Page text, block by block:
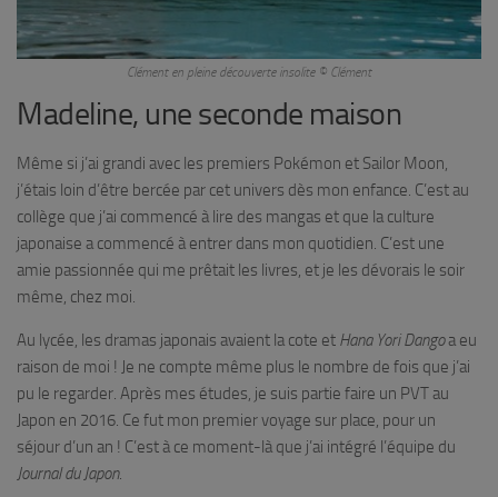
Clément en pleine découverte insolite © Clément
Madeline, une seconde maison
Même si j’ai grandi avec les premiers Pokémon et Sailor Moon,
j’étais loin d’être bercée par cet univers dès mon enfance. C’est au
collège que j’ai commencé à lire des mangas et que la culture
japonaise a commencé à entrer dans mon quotidien. C’est une
amie passionnée qui me prêtait les livres, et je les dévorais le soir
même, chez moi.
Au lycée, les dramas japonais avaient la cote et Hana Yori Dangoa eu
raison de moi ! Je ne compte même plus le nombre de fois que j’ai
pu le regarder. Après mes études, je suis partie faire un PVT au
Japon en 2016. Ce fut mon premier voyage sur place, pour un
séjour d’un an ! C’est à ce moment-là que j’ai intégré l’équipe du
Journal du Japon.